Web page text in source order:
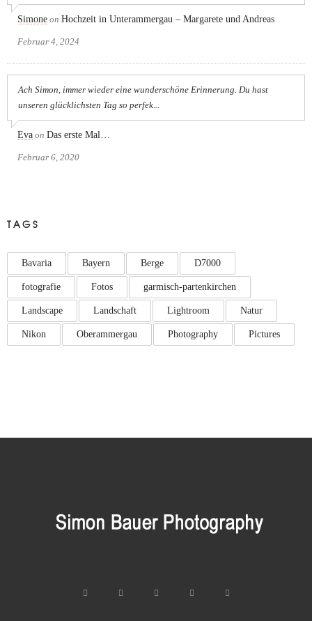
Simone on Hochzeit in Unterammergau – Margarete und Andreas
Februar 4, 2024
Ach Simon, immer wieder eine wunderschöne Erinnerung. Du hast
unseren glücklichsten Tag so perfek...
Eva on Das erste Mal…
Februar 6, 2020
TAGS
Bavaria Bayern Berge D7000
fotografie Fotos garmisch-partenkirchen
Landscape Landschaft Lightroom Natur
Nikon Oberammergau Photography Pictures